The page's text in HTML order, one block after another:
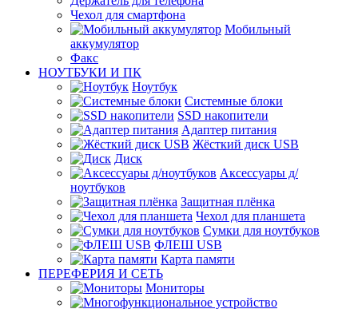
Чехол для смартфона
Мобильный
аккумулятор
Факс
НОУТБУКИ И ПК
Ноутбук
Системные блоки
SSD накопители
Адаптер питания
Жёсткий диск USB
Диск
Аксессуары д/
ноутбуков
Защитная плёнка
Чехол для планшета
Сумки для ноутбуков
ФЛЕШ USB
Карта памяти
ПЕРЕФЕРИЯ И СЕТЬ
Мониторы